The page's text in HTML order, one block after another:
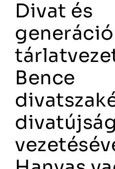
Divat és
Bence